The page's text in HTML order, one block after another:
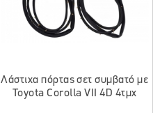
Λάστιχα πόρτας σετ συμβατό με
Toyota Corolla VII 4D 4τμχ